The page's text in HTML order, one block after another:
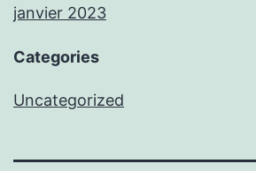
janvier 2023
Categories
Uncategorized